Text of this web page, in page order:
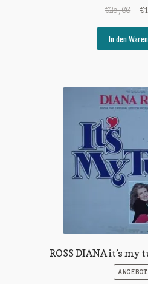
€25,00 €
In den
ROSS DIANA it’s